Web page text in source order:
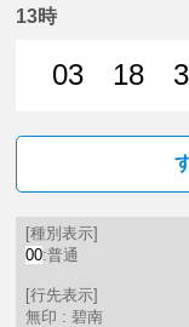
13時
03
18
[種別表示]
00:普通
[行先表示]
無印 : 碧南